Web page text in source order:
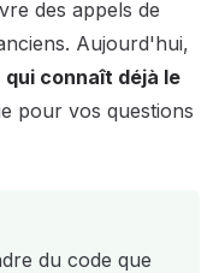
des appels de
Aujourd'hui,
connaît déjà le
pour vos questions
du code que